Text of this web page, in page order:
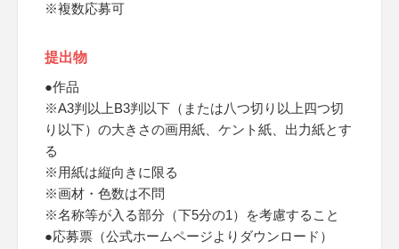
※複数応募可
提出物
●作品
※A3判以上B3判以下（または八つ切り以上四つ切
り以下）の大きさの画用紙、ケント紙、出力紙とす
る
※用紙は縦向きに限る
※画材・色数は不問
※名称等が入る部分（下5分の1）を考慮すること
●応募票（公式ホームページよりダウンロード）